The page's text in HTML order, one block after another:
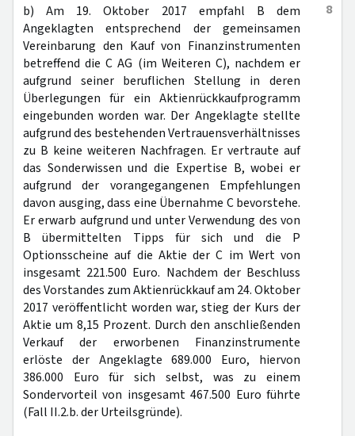
8
b) Am 19. Oktober 2017 empfahl B dem
Angeklagten entsprechend der gemeinsamen
Vereinbarung den Kauf von Finanzinstrumenten
betreffend die C AG (im Weiteren C), nachdem er
aufgrund seiner beruflichen Stellung in deren
Überlegungen für ein Aktienrückkaufprogramm
eingebunden worden war. Der Angeklagte stellte
aufgrund des bestehenden Vertrauensverhältnisses
zu B keine weiteren Nachfragen. Er vertraute auf
das Sonderwissen und die Expertise B, wobei er
aufgrund der vorangegangenen Empfehlungen
davon ausging, dass eine Übernahme C bevorstehe.
Er erwarb aufgrund und unter Verwendung des von
B übermittelten Tipps für sich und die P
Optionsscheine auf die Aktie der C im Wert von
insgesamt 221.500 Euro. Nachdem der Beschluss
des Vorstandes zum Aktienrückkauf am 24. Oktober
2017 veröffentlicht worden war, stieg der Kurs der
Aktie um 8,15 Prozent. Durch den anschließenden
Verkauf der erworbenen Finanzinstrumente
erlöste der Angeklagte 689.000 Euro, hiervon
386.000 Euro für sich selbst, was zu einem
Sondervorteil von insgesamt 467.500 Euro führte
(Fall II.2.b. der Urteilsgründe).